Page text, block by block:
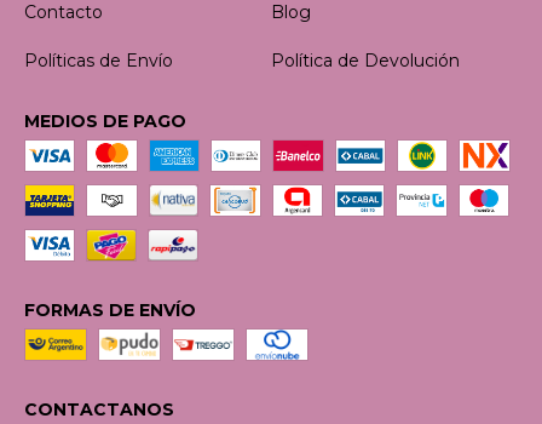
Contacto Blog
Políticas de Envío Política de Devolución
MEDIOS DE PAGO
FORMAS DE ENVÍO
CONTACTANOS